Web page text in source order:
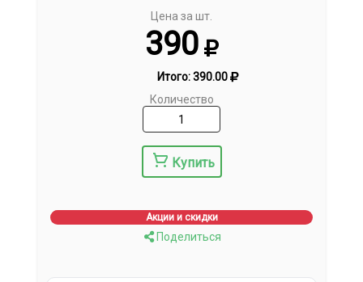
Цена за шт.
390
Итого:390.00
Количество
Купить
Акции и скидки
Поделиться